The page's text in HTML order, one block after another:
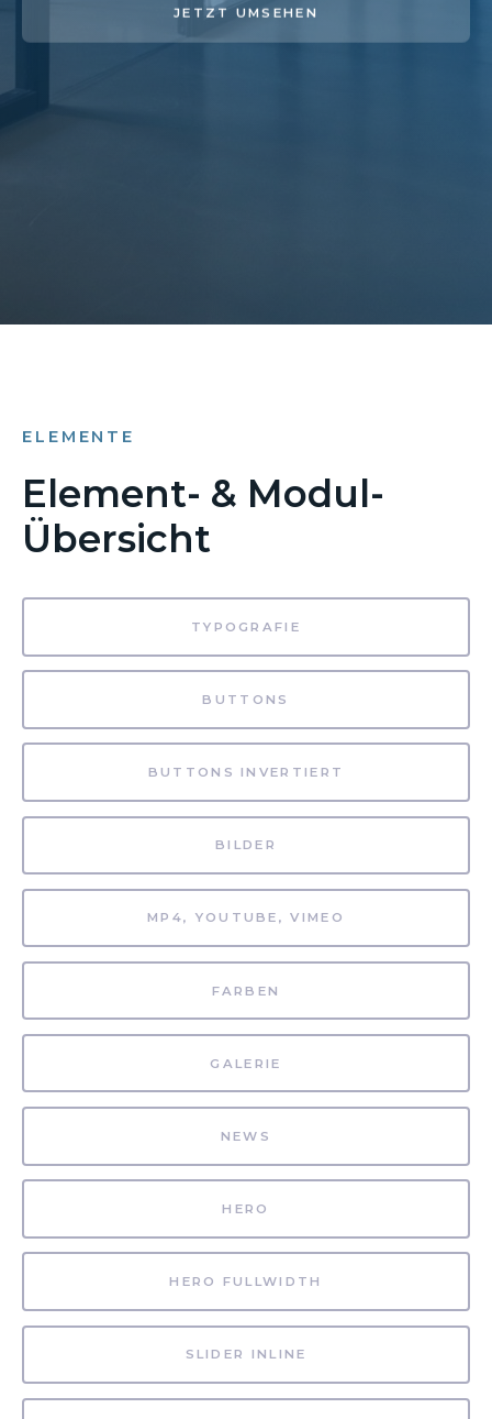
JETZT UMSEHEN
ELEMENTE
Element- & Modul-
Übersicht
TYPOGRAFIE
BUTTONS
BUTTONS INVERTIERT
BILDER
MP4, YOUTUBE, VIMEO
FARBEN
GALERIE
NEWS
HERO
HERO FULLWIDTH
SLIDER INLINE